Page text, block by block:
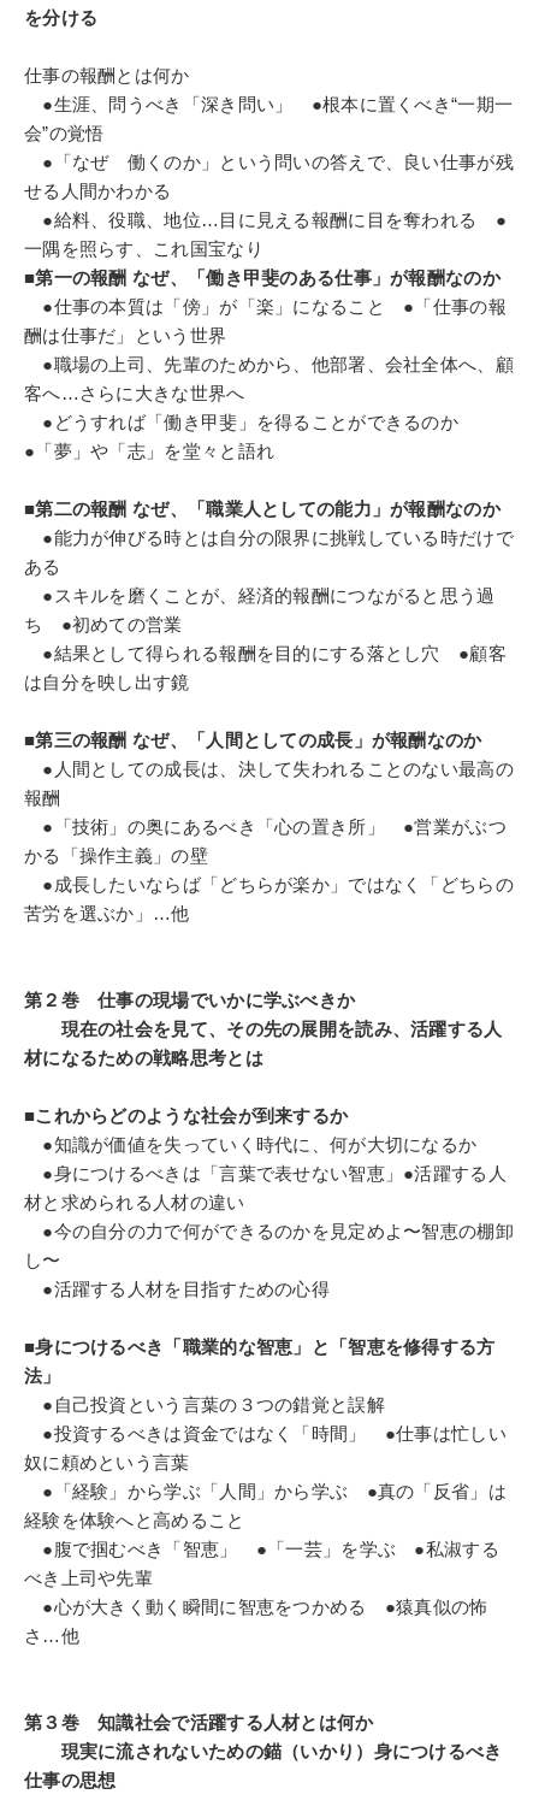
を分ける
仕事の報酬とは何か
●生涯、問うべき「深き問い」 ●根本に置くべき“一期一
会”の覚悟
●「なぜ 働くのか」という問いの答えで、良い仕事が残
せる人間かわかる
●給料、役職、地位…目に見える報酬に目を奪われる ●
一隅を照らす、これ国宝なり
■第一の報酬 なぜ、「働き甲斐のある仕事」が報酬なのか
●仕事の本質は「傍」が「楽」になること ●「仕事の報
酬は仕事だ」という世界
●職場の上司、先輩のためから、他部署、会社全体へ、顧
客へ…さらに大きな世界へ
●どうすれば「働き甲斐」を得ることができるのか
●「夢」や「志」を堂々と語れ
■第二の報酬 なぜ、「職業人としての能力」が報酬なのか
●能力が伸びる時とは自分の限界に挑戦している時だけで
ある
●スキルを磨くことが、経済的報酬につながると思う過
ち ●初めての営業
●結果として得られる報酬を目的にする落とし穴 ●顧客
は自分を映し出す鏡
■第三の報酬 なぜ、「人間としての成長」が報酬なのか
●人間としての成長は、決して失われることのない最高の
報酬
●「技術」の奥にあるべき「心の置き所」 ●営業がぶつ
かる「操作主義」の壁
●成長したいならば「どちらが楽か」ではなく「どちらの
苦労を選ぶか」…他
第２巻 仕事の現場でいかに学ぶべきか
現在の社会を見て、その先の展開を読み、活躍する人
材になるための戦略思考とは
■これからどのような社会が到来するか
●知識が価値を失っていく時代に、何が大切になるか
●身につけるべきは「言葉で表せない智恵」●活躍する人
材と求められる人材の違い
●今の自分の力で何ができるのかを見定めよ〜智恵の棚卸
し〜
●活躍する人材を目指すための心得
■身につけるべき「職業的な智恵」と「智恵を修得する方
法」
●自己投資という言葉の３つの錯覚と誤解
●投資するべきは資金ではなく「時間」 ●仕事は忙しい
奴に頼めという言葉
●「経験」から学ぶ「人間」から学ぶ ●真の「反省」は
経験を体験へと高めること
●腹で掴むべき「智恵」 ●「一芸」を学ぶ ●私淑する
べき上司や先輩
●心が大きく動く瞬間に智恵をつかめる ●猿真似の怖
さ…他
第３巻 知識社会で活躍する人材とは何か
現実に流されないための錨（いかり）身につけるべき
仕事の思想